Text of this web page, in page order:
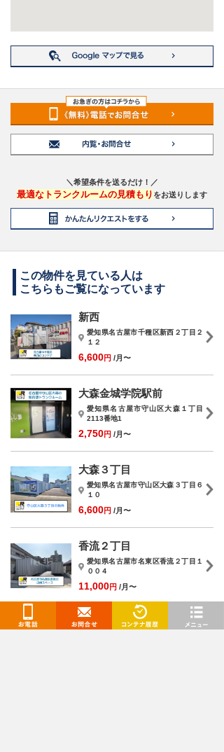
＼希望条件を送るだけ！／
最適なトランクルームの見積もり をお送りします
この物件を見ている人は
こちらもご覧になっています
新西
愛知県名古屋市千種区新西２丁目２
１２
6,600円 /月〜
大森金城学院駅前
愛知県名古屋市守山区大森１丁目
2113番地1
2,750円 /月〜
大森３丁目
愛知県名古屋市守山区大森３丁目６
１０
6,600円 /月〜
香流２丁目
愛知県名古屋市名東区香流２丁目１
００４
11,000円 /月〜
西城